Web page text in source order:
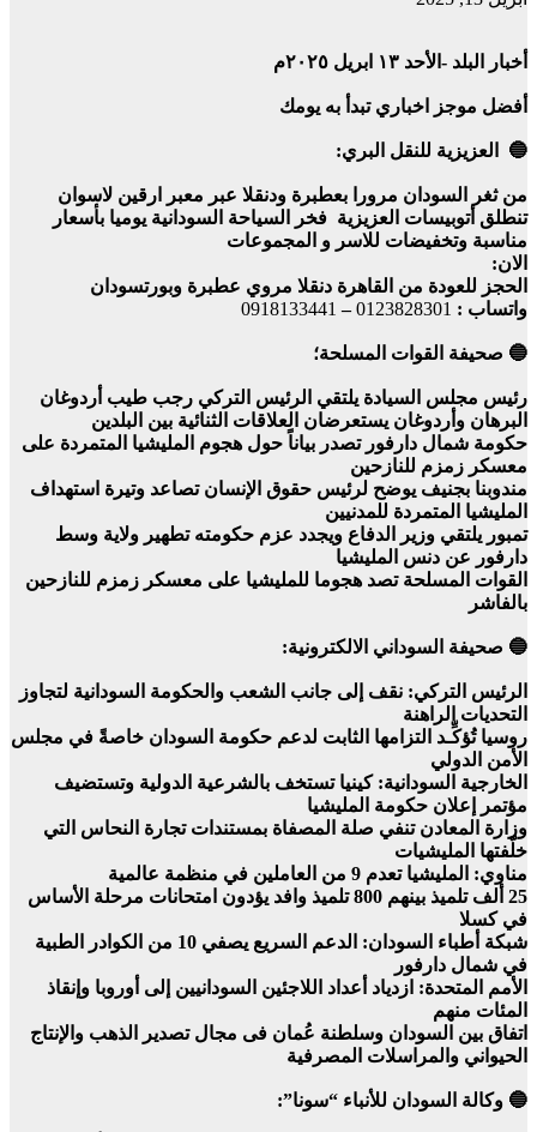
أخبار البلد -الأحد ١٣ ابريل ٢٠٢٥م
أفضل موجز اخباري تبدأ به يومك
🔵 العزيزية للنقل البري:
من ثغر السودان مرورا بعطبرة ودنقلا عبر معبر ارقين لاسوان
تنطلق أتوبيسات العزيزية فخر السياحة السودانية يوميا بأسعار
مناسبة وتخفيضات للاسر و المجموعات
الان:
الحجز للعودة من القاهرة دنقلا مروي عطبرة وبورتسودان
واتساب : 0123828301
–
0918133441
🔵 صحيفة القوات المسلحة؛
رئيس مجلس السيادة يلتقي الرئيس التركي رجب طيب أردوغان
البرهان وأردوغان يستعرضان العلاقات الثنائية بين البلدين
حكومة شمال دارفور تصدر بياناً حول هجوم المليشيا المتمردة على
معسكر زمزم للنازحين
مندوبنا بجنيف يوضح لرئيس حقوق الإنسان تصاعد وتيرة استهداف
المليشيا المتمردة للمدنيين
تمبور يلتقي وزير الدفاع ويجدد عزم حكومته تطهير ولاية وسط
دارفور عن دنس المليشيا
القوات المسلحة تصد هجوما للمليشيا على معسكر زمزم للنازحين
بالفاشر
🔵 صحيفة السوداني الالكترونية:
الرئيس التركي: نقف إلى جانب الشعب والحكومة السودانية لتجاوز
التحديات الراهنة
روسيا تُؤكِّـد التزامها الثابت لدعم حكومة السودان خاصةً في مجلس
الأمن الدولي
الخارجية السودانية: كينيا تستخف بالشرعية الدولية وتستضيف
مؤتمر إعلان حكومة المليشيا
وزارة المعادن تنفي صلة المصفاة بمستندات تجارة النحاس التي
خلّفتها المليشيات
مناوي: المليشيا تعدم 9 من العاملين في منظمة عالمية
25 ألف تلميذ بينهم 800 تلميذ وافد يؤدون امتحانات مرحلة الأساس
في كسلا
شبكة أطباء السودان: الدعم السريع يصفي 10 من الكوادر الطبية
في شمال دارفور
الأمم المتحدة: ازدياد أعداد اللاجئين السودانيين إلى أوروبا وإنقاذ
المئات منهم
اتفاق بين السودان وسلطنة عُمان فى مجال تصدير الذهب والإنتاج
الحيواني والمراسلات المصرفية
🔵 وكالة السودان للأنباء “سونا”: